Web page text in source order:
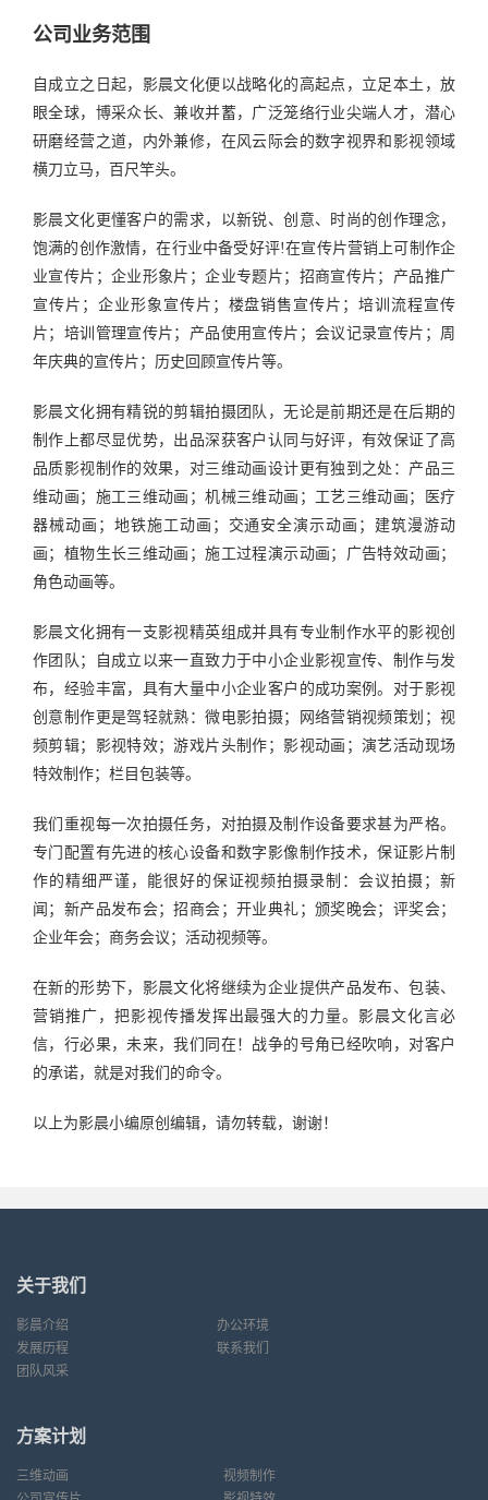
公司业务范围
自成立之日起，影晨文化便以战略化的高起点，立足本土，放
眼全球，博采众长、兼收并蓄，广泛笼络行业尖端人才，潜心
研磨经营之道，内外兼修，在风云际会的数字视界和影视领域
横刀立马，百尺竿头。
影晨文化更懂客户的需求，以新锐、创意、时尚的创作理念，
饱满的创作激情，在行业中备受好评!在宣传片营销上可制作企
业宣传片；企业形象片；企业专题片；招商宣传片；产品推广
宣传片；企业形象宣传片；楼盘销售宣传片；培训流程宣传
片；培训管理宣传片；产品使用宣传片；会议记录宣传片；周
年庆典的宣传片；历史回顾宣传片等。
影晨文化拥有精锐的剪辑拍摄团队，无论是前期还是在后期的
制作上都尽显优势，出品深获客户认同与好评，有效保证了高
品质影视制作的效果，对三维动画设计更有独到之处：产品三
维动画；施工三维动画；机械三维动画；工艺三维动画；医疗
器械动画；地铁施工动画；交通安全演示动画；建筑漫游动
画；植物生长三维动画；施工过程演示动画；广告特效动画；
角色动画等。
影晨文化拥有一支影视精英组成并具有专业制作水平的影视创
作团队；自成立以来一直致力于中小企业影视宣传、制作与发
布，经验丰富，具有大量中小企业客户的成功案例。对于影视
创意制作更是驾轻就熟：微电影拍摄；网络营销视频策划；视
频剪辑；影视特效；游戏片头制作；影视动画；演艺活动现场
特效制作；栏目包装等。
我们重视每一次拍摄任务，对拍摄及制作设备要求甚为严格。
专门配置有先进的核心设备和数字影像制作技术，保证影片制
作的精细严谨，能很好的保证视频拍摄录制：会议拍摄；新
闻；新产品发布会；招商会；开业典礼；颁奖晚会；评奖会；
企业年会；商务会议；活动视频等。
在新的形势下，影晨文化将继续为企业提供产品发布、包装、
营销推广，把影视传播发挥出最强大的力量。影晨文化言必
信，行必果，未来，我们同在！战争的号角已经吹响，对客户
的承诺，就是对我们的命令。
以上为影晨小编原创编辑，请勿转载，谢谢！
关于我们
影晨介绍
发展历程
团队风采
办公环境
联系我们
方案计划
三维动画
视频制作